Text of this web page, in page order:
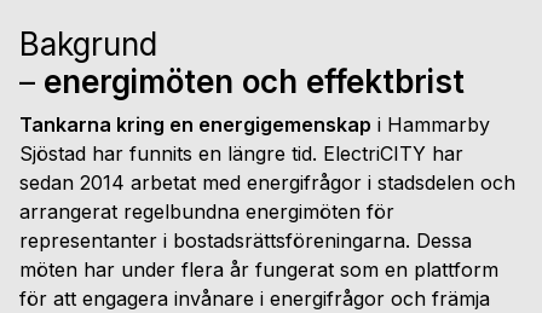
Bakgrund
– energimöten och effektbrist
Tankarna kring en energigemenskap i Hammarby
Sjöstad har funnits en längre tid. ElectriCITY har
sedan 2014 arbetat med energifrågor i stadsdelen och
arrangerat regelbundna energimöten för
representanter i bostadsrättsföreningarna. Dessa
möten har under flera år fungerat som en plattform
för att engagera invånare i energifrågor och främja